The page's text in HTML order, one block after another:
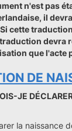
n'est pas
il
cette
devra
que l'acte
DE
JE
la naissance